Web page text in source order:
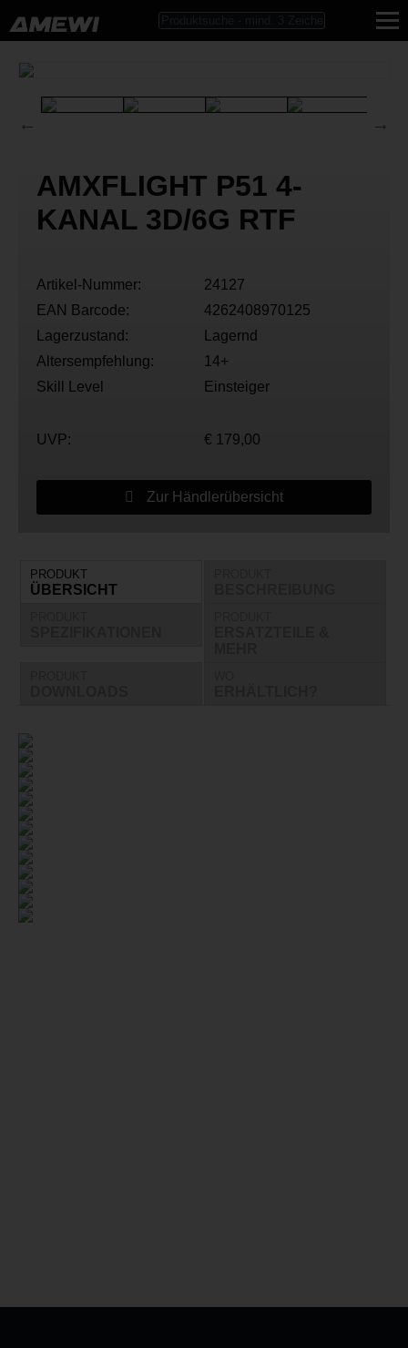
AMXFLIGHT P51 4-
KANAL 3D/6G RTF
Artikel-Nummer:
24127
EAN Barcode:
4262408970125
Lagerzustand:
Lagernd
Altersempfehlung:
14+
Skill Level
Einsteiger
UVP: € 179,00
Zur Händlerübersicht
PRODUKT
ÜBERSICHT